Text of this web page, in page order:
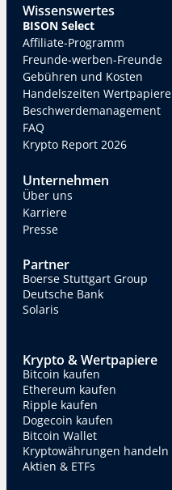
Wissenswertes
BISON Select
Affiliate-Programm
Freunde-werben-Freunde
Gebühren und Kosten
Handelszeiten Wertpapiere
Beschwerdemanagement
FAQ
Krypto Report 2026
Unternehmen
Über uns
Karriere
Presse
Partner
Boerse Stuttgart Group
Deutsche Bank
Solaris
Krypto & Wertpapiere
Bitcoin kaufen
Ethereum kaufen
Ripple kaufen
Dogecoin kaufen
Bitcoin Wallet
Kryptowährungen handeln
Aktien & ETFs